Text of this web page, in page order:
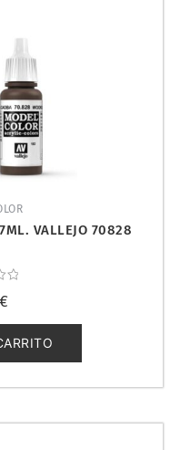
VALLEJO 70828
€